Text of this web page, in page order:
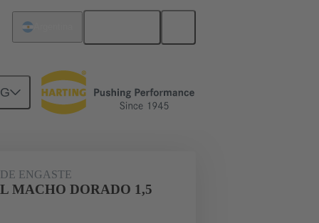
09 33 000 6116
ENGASTE
MACHO DORADO 1,5